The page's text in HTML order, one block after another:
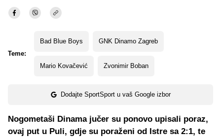
Teme:
Bad Blue Boys GNK Dinamo Zagreb
Mario Kovačević Zvonimir Boban
Dodajte SportSport u vaš Google izbor
Nogometaši Dinama jučer su ponovo upisali poraz,
ovaj put u Puli, gdje su poraženi od Istre sa 2:1, te